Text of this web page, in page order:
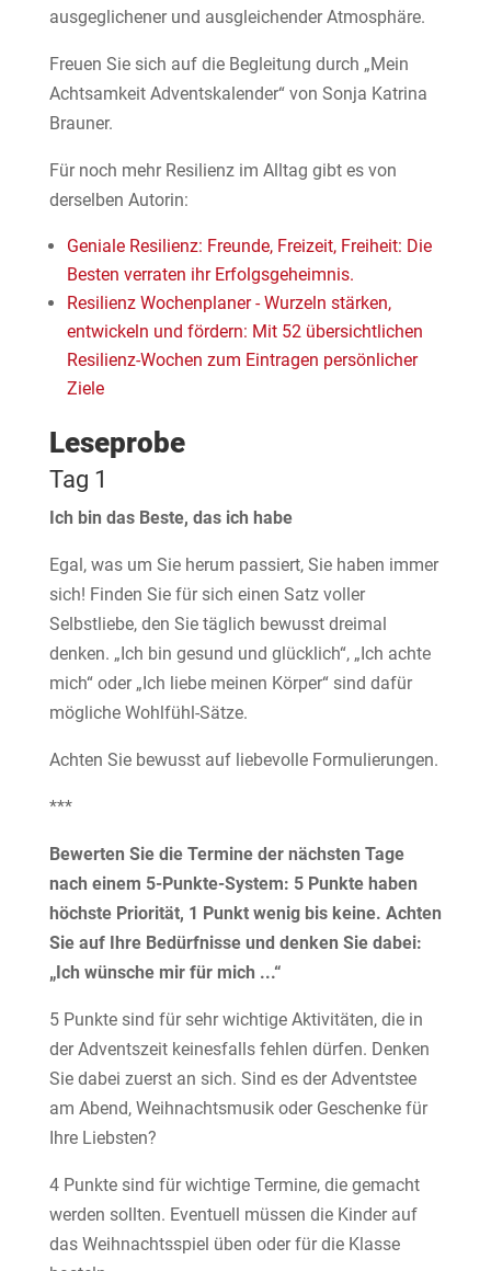
ausgeglichener und ausgleichender Atmosphäre.
Freuen Sie sich auf die Begleitung durch „Mein
Achtsamkeit Adventskalender“ von Sonja Katrina
Brauner.
Für noch mehr Resilienz im Alltag gibt es von
derselben Autorin:
Geniale Resilienz: Freunde, Freizeit, Freiheit: Die
Besten verraten ihr Erfolgsgeheimnis.
Resilienz Wochenplaner - Wurzeln stärken,
entwickeln und fördern: Mit 52 übersichtlichen
Resilienz-Wochen zum Eintragen persönlicher
Ziele
Leseprobe
Tag 1
Ich bin das Beste, das ich habe
Egal, was um Sie herum passiert, Sie haben immer
sich! Finden Sie für sich einen Satz voller
Selbstliebe, den Sie täglich bewusst dreimal
denken. „Ich bin gesund und glücklich“, „Ich achte
mich“ oder „Ich liebe meinen Körper“ sind dafür
mögliche Wohlfühl-Sätze.
Achten Sie bewusst auf liebevolle Formulierungen.
***
Bewerten Sie die Termine der nächsten Tage
nach einem 5-Punkte-System: 5 Punkte haben
höchste Priorität, 1 Punkt wenig bis keine. Achten
Sie auf Ihre Bedürfnisse und denken Sie dabei:
„Ich wünsche mir für mich ...“
5 Punkte sind für sehr wichtige Aktivitäten, die in
der Adventszeit keinesfalls fehlen dürfen. Denken
Sie dabei zuerst an sich. Sind es der Adventstee
am Abend, Weihnachtsmusik oder Geschenke für
Ihre Liebsten?
4 Punkte sind für wichtige Termine, die gemacht
werden sollten. Eventuell müssen die Kinder auf
das Weihnachtsspiel üben oder für die Klasse